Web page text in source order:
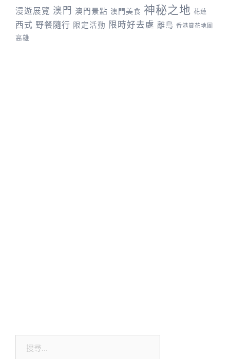
漫遊展覽 澳門 澳門景點 澳門美食 神秘之地 花蓮
西式 野餐隨行 限定活動 限時好去處 離島 香港賞花地圖
高雄